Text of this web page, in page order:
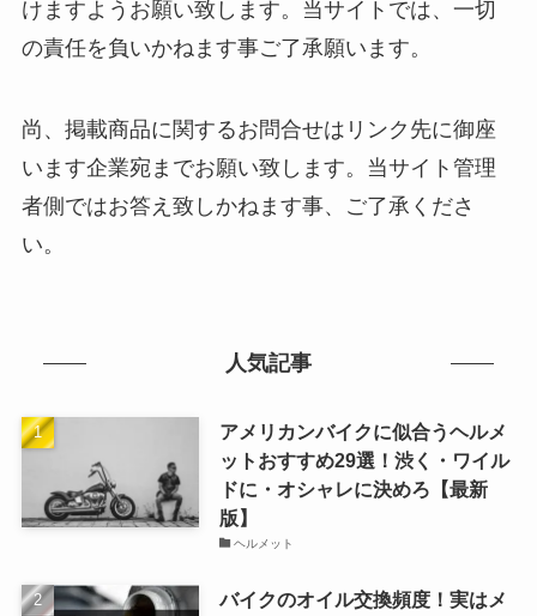
けますようお願い致します。当サイトでは、一切
の責任を負いかねます事ご了承願います。
尚、掲載商品に関するお問合せはリンク先に御座
います企業宛までお願い致します。当サイト管理
者側ではお答え致しかねます事、ご了承くださ
い。
人気記事
アメリカンバイクに似合うヘルメ
ットおすすめ29選！渋く・ワイル
ドに・オシャレに決めろ【最新
版】
ヘルメット
バイクのオイル交換頻度！実はメ